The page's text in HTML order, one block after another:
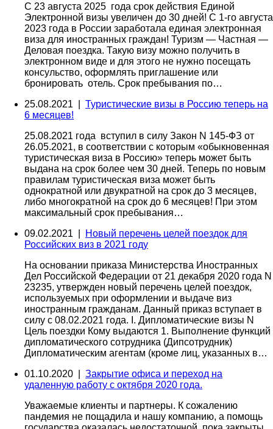
С 23 августа 2025 года срок действия Единой
Электронной визы увеличен до 30 дней! С 1-го августа
2023 года в России заработала единая электронная
виза для иностранных граждан! Туризм — Частная —
Деловая поездка. Такую визу можно получить в
электронном виде и для этого не нужно посещать
консульство, оформлять приглашение или
бронировать отель. Срок пребывания по…
25.08.2021 | Туристические визы в Россию теперь на
6 месяцев!
25.08.2021 года вступил в силу Закон N 145-ФЗ от
26.05.2021, в соответствии с которым «обыкновенная
туристическая виза в Россию» теперь может быть
выдана на срок более чем 30 дней. Теперь по новым
правилам туристическая виза может быть
однократной или двукратной на срок до 3 месяцев,
либо многократной на срок до 6 месяцев! При этом
максимальный срок пребывания…
09.02.2021 |
Новый перечень целей поездок для
Российских виз в 2021 году
На основании приказа Министерства Иностранных
Дел Российской Федерации от 21 декабря 2020 года N
23235, утвержден новый перечень целей поездок,
используемых при оформлении и выдаче виз
иностранным гражданам. Данный приказ вступает в
силу с 08.02.2021 года. I. Дипломатические визы N
Цель поездки Кому выдаются 1. Выполнение функций
дипломатического сотрудника (Дипсотрудник)
Дипломатическим агентам (кроме лиц, указанных в…
01.10.2020 | Закрытие офиса и переход на
удаленную работу с октября 2020 года.
Уважаемые клиенты и партнеры. К сожалению
пандемия не пощадила и нашу компанию, а помощь